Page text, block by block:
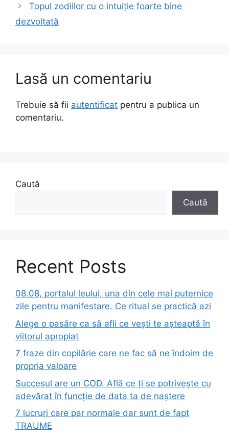
Topul zodiilor cu o intuiție foarte bine
dezvoltată
Lasă un comentariu
Trebuie să fii autentificat pentru a publica un
comentariu.
Caută
Caută
Recent Posts
08.08, portalul leului, una din cele mai puternice
zile pentru manifestare. Ce ritual se practică azi
Alege o pasăre ca să afli ce vești te așteaptă în
viitorul apropiat
7 fraze din copilărie care ne fac să ne îndoim de
propria valoare
Succesul are un COD. Află ce ți se potrivește cu
adevărat în funcție de data ta de naștere
7 lucruri care par normale dar sunt de fapt
TRAUME